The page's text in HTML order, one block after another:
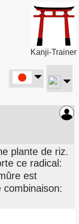
Kanji-Trainer
plante de riz.
ce radical:
est